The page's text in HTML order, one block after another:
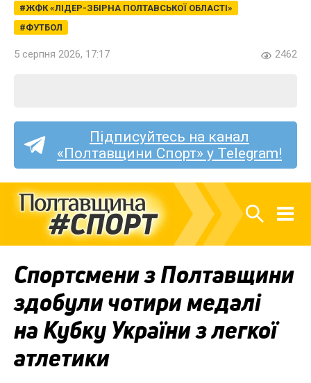
ЖФК «ЛІДЕР-ЗБІРНА ПОЛТАВСЬКОЇ ОБЛАСТІ»
ФУТБОЛ
5 серпня 2026, 17:17 2462
Підписуйтесь на канал
«Полтавщини Спорт» у Telegram!
Спортсмени з Полтавщини
здобули чотири медалі
на Кубку України з легкої
атлетики